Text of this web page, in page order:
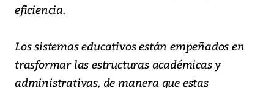
eficiencia.
Los sistemas educativos están empeñados en
trasformar las estructuras académicas y
administrativas, de manera que estas